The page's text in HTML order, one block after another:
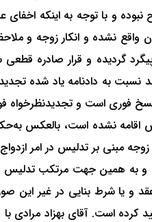
و با توجه به اینکه
گردیده و قرار صادره
از اینکه خیار فسخ فوری است
اقامه نشده است، بالعکس
مبنی بر تدلیس در امر
و به همین جهت مرتکب
یا شرط بنایی در غیر این
کرده است. آقای بهزاد